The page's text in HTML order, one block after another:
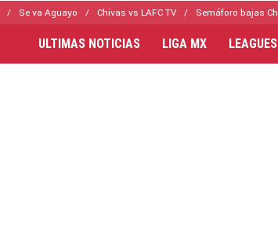
Se va Aguayo Chivas vs LAFC TV Semáforo bajas
ULTIMAS NOTICIAS LIGA MX